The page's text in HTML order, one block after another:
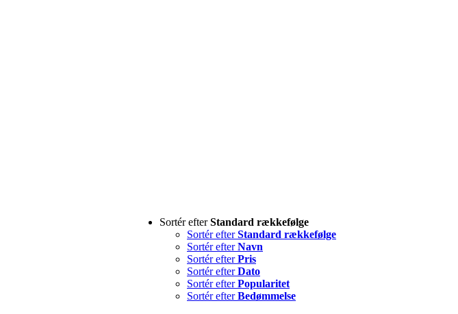
Sortér efterStandard rækkefølge
Sortér efterStandard rækkefølge
Sortér efterNavn
Sortér efterPris
Sortér efterDato
Sortér efterPopularitet
Sortér efterBedømmelse